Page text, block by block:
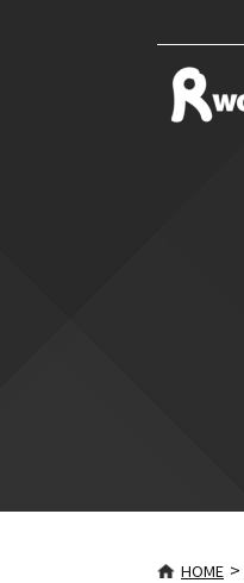
HOME >